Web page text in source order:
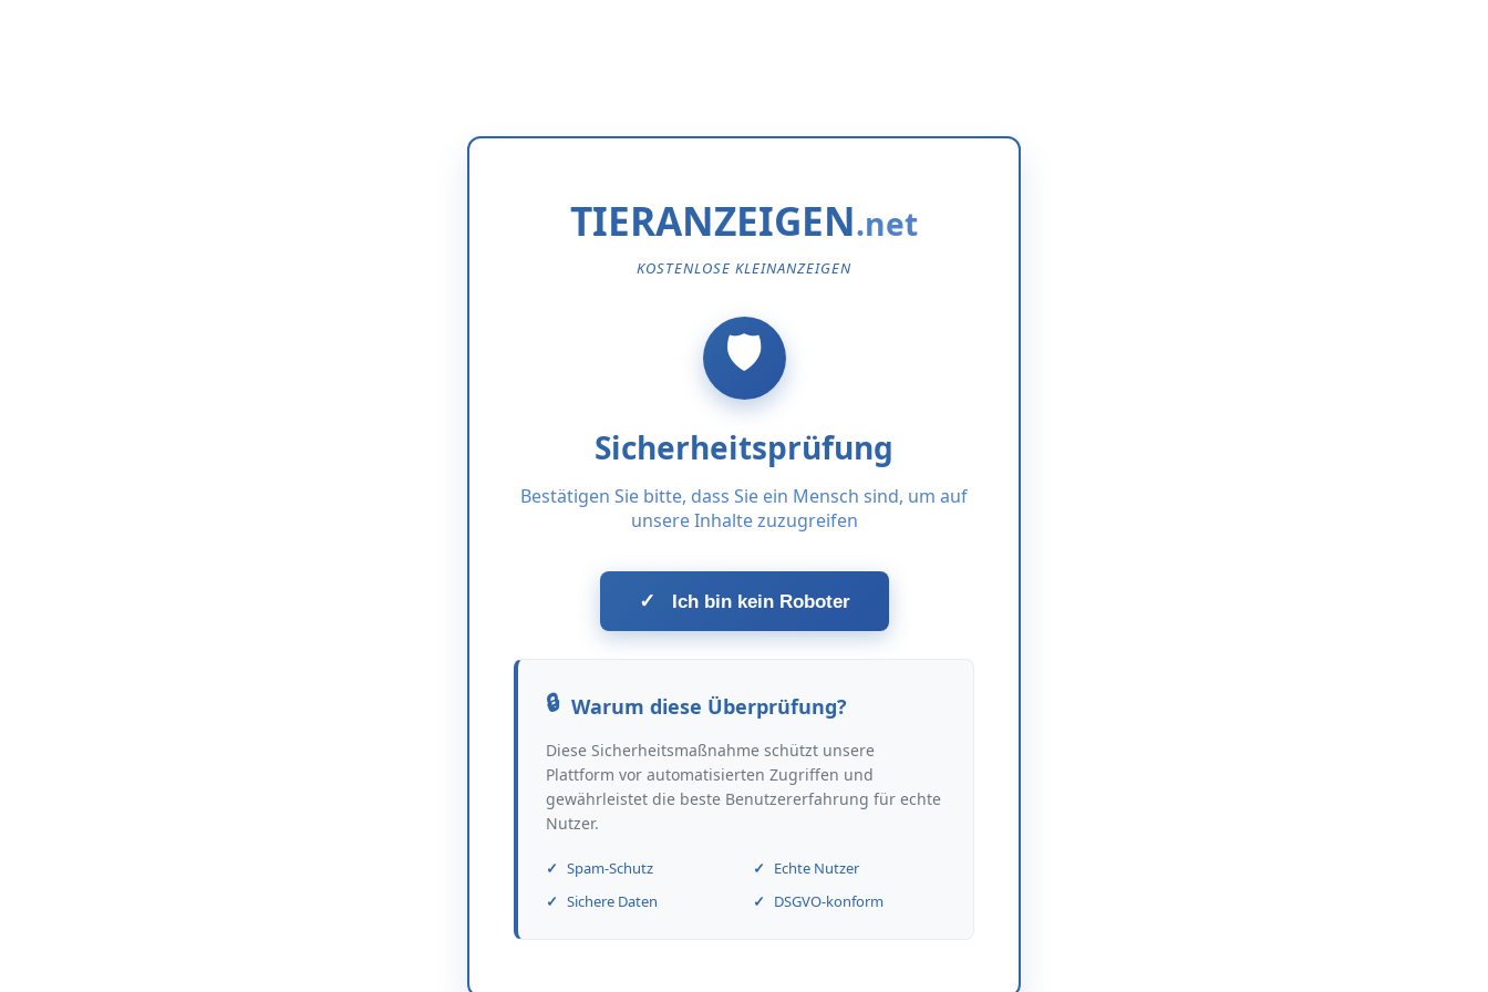
TIERANZEIGEN
KOSTENLOSE KLEINANZEIGEN
Sicherheitsprüfung
Bestätigen Sie bitte, dass Sie ein Mensch sind, um auf
unsere Inhalte zuzugreifen
✓ Ich bin kein Roboter
Warum diese Überprüfung?
Diese Sicherheitsmaßnahme schützt unsere
Plattform vor automatisierten Zugriffen und
gewährleistet die beste Benutzererfahrung für echte
Nutzer.
Spam-Schutz
Echte Nutzer
Sichere Daten
DSGVO-konform